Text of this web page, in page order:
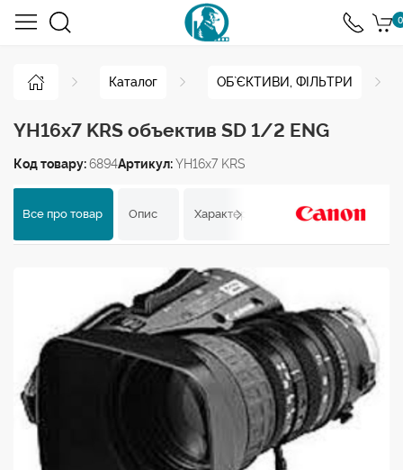
0
Каталог ОБ`ЄКТИВИ, ФІЛЬТРИ
YH16x7 KRS объектив SD 1/2 ENG
Код товару:6894Артикул:YH16x7 KRS
Все про товар Опис Характеристики Відгуки